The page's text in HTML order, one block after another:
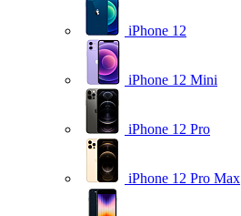
iPhone 12
iPhone 12 Mini
iPhone 12 Pro
iPhone 12 Pro Max